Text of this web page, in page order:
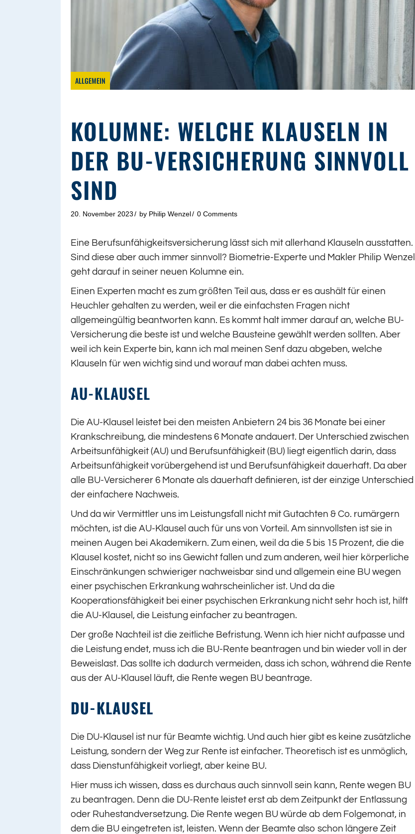
ALLGEMEIN
KOLUMNE: WELCHE KLAUSELN IN
DER BU-VERSICHERUNG SINNVOLL
SIND
20. November 2023 by Philip Wenzel 0 Comments
Eine Berufsunfähigkeitsversicherung lässt sich mit allerhand Klauseln ausstatten.
Sind diese aber auch immer sinnvoll? Biometrie-Experte und Makler Philip Wenzel
geht darauf in seiner neuen Kolumne ein.
Einen Experten macht es zum größten Teil aus, dass er es aushält für einen
Heuchler gehalten zu werden, weil er die einfachsten Fragen nicht
allgemeingültig beantworten kann. Es kommt halt immer darauf an, welche BU-
Versicherung die beste ist und welche Bausteine gewählt werden sollten. Aber
weil ich kein Experte bin, kann ich mal meinen Senf dazu abgeben, welche
Klauseln für wen wichtig sind und worauf man dabei achten muss.
AU-KLAUSEL
Die AU-Klausel leistet bei den meisten Anbietern 24 bis 36 Monate bei einer
Krankschreibung, die mindestens 6 Monate andauert. Der Unterschied zwischen
Arbeitsunfähigkeit (AU) und Berufsunfähigkeit (BU) liegt eigentlich darin, dass
Arbeitsunfähigkeit vorübergehend ist und Berufsunfähigkeit dauerhaft. Da aber
alle BU-Versicherer 6 Monate als dauerhaft definieren, ist der einzige Unterschied
der einfachere Nachweis.
Und da wir Vermittler uns im Leistungsfall nicht mit Gutachten & Co. rumärgern
möchten, ist die AU-Klausel auch für uns von Vorteil. Am sinnvollsten ist sie in
meinen Augen bei Akademikern. Zum einen, weil da die 5 bis 15 Prozent, die die
Klausel kostet, nicht so ins Gewicht fallen und zum anderen, weil hier körperliche
Einschränkungen schwieriger nachweisbar sind und allgemein eine BU wegen
einer psychischen Erkrankung wahrscheinlicher ist. Und da die
Kooperationsfähigkeit bei einer psychischen Erkrankung nicht sehr hoch ist, hilft
die AU-Klausel, die Leistung einfacher zu beantragen.
Der große Nachteil ist die zeitliche Befristung. Wenn ich hier nicht aufpasse und
die Leistung endet, muss ich die BU-Rente beantragen und bin wieder voll in der
Beweislast. Das sollte ich dadurch vermeiden, dass ich schon, während die Rente
aus der AU-Klausel läuft, die Rente wegen BU beantrage.
DU-KLAUSEL
Die DU-Klausel ist nur für Beamte wichtig. Und auch hier gibt es keine zusätzliche
Leistung, sondern der Weg zur Rente ist einfacher. Theoretisch ist es unmöglich,
dass Dienstunfähigkeit vorliegt, aber keine BU.
Hier muss ich wissen, dass es durchaus auch sinnvoll sein kann, Rente wegen BU
zu beantragen. Denn die DU-Rente leistet erst ab dem Zeitpunkt der Entlassung
oder Ruhestandversetzung. Die Rente wegen BU würde ab dem Folgemonat, in
dem die BU eingetreten ist, leisten. Wenn der Beamte also schon längere Zeit